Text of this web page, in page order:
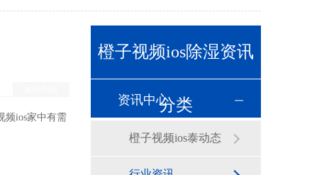
视频ios家中有需
橙子视频ios除湿资讯
分类
资讯中心
橙子视频ios泰动态